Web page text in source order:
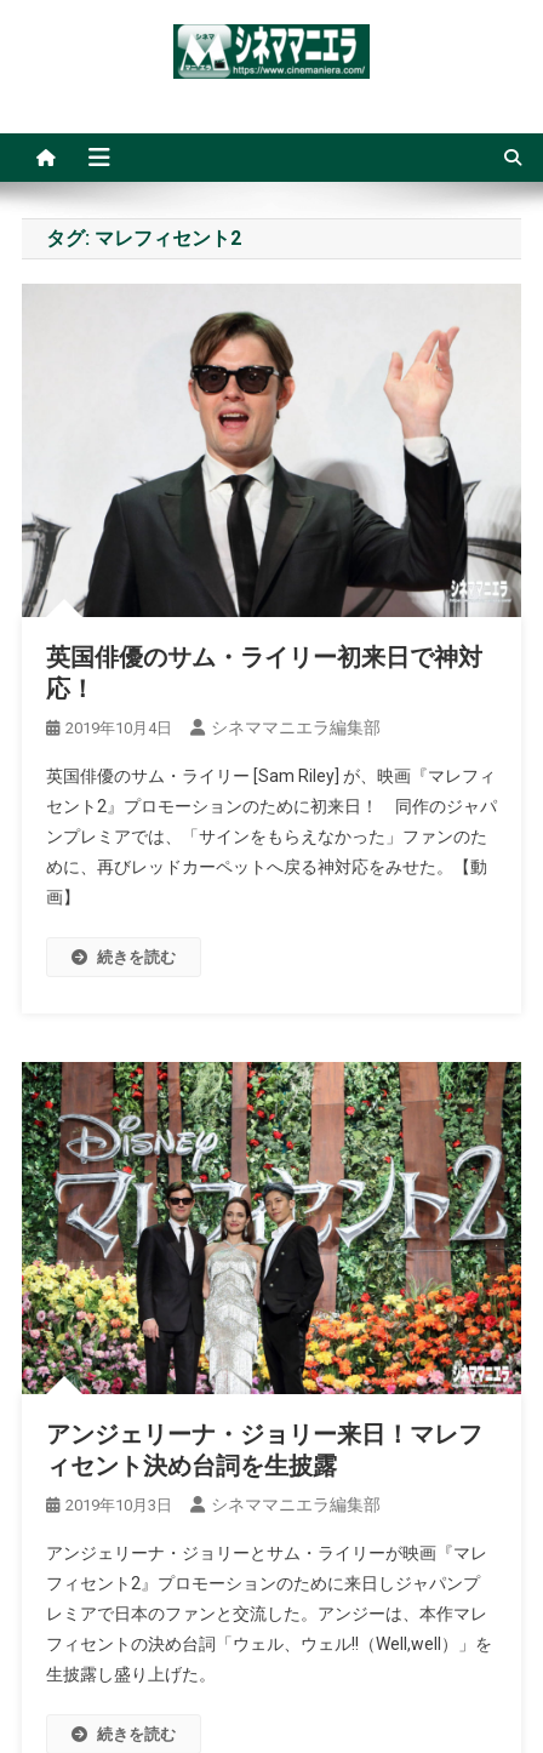
タグ: マレフィセント2
英国俳優のサム・ライリー初来日で神対
応！
2019年10月4日 シネママニエラ編集部
英国俳優のサム・ライリー [Sam Riley] が、映画『マレフィ
セント2』プロモーションのために初来日！ 同作のジャパ
ンプレミアでは、「サインをもらえなかった」ファンのた
めに、再びレッドカーペットへ戻る神対応をみせた。【動
画】
続きを読む
アンジェリーナ・ジョリー来日！マレフ
ィセント決め台詞を生披露
2019年10月3日 シネママニエラ編集部
アンジェリーナ・ジョリーとサム・ライリーが映画『マレ
フィセント2』プロモーションのために来日しジャパンプ
レミアで日本のファンと交流した。アンジーは、本作マレ
フィセントの決め台詞「ウェル、ウェル!!（Well,well）」を
生披露し盛り上げた。
続きを読む